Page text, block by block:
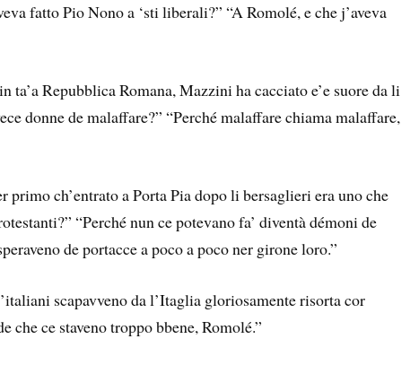
fatto Pio Nono a ‘sti liberali?” “A Romolé, e che j’aveva
ta’a Repubblica Romana, Mazzini ha cacciato e’e suore da li
donne de malaffare?” “Perché malaffare chiama malaffare,
primo ch’entrato a Porta Pia dopo li bersaglieri era uno che
“Perché nun ce potevano fa’ diventà démoni de
de portacce a poco a poco ner girone loro.”
scapavveno da l’Itaglia gloriosamente risorta cor
che ce staveno troppo bbene, Romolé.”